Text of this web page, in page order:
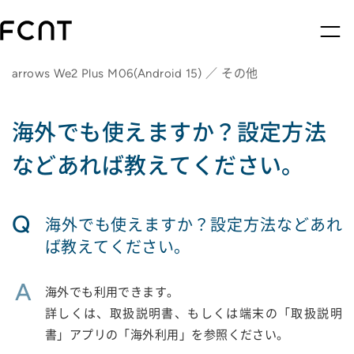
arrows We2 Plus M06(Android 15) ／ その他
海外でも使えますか？設定方法
などあれば教えてください。
Q
海外でも使えますか？設定方法などあれ
ば教えてください。
A
海外でも利用できます。
詳しくは、取扱説明書、もしくは端末の「取扱説明
書」アプリの「海外利用」を参照ください。